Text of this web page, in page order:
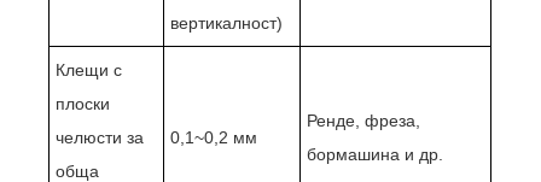
вертикалност)
Клещи с
плоски
челюсти за
обща
0,1~0,2 мм
Ренде, фреза,
бормашина и др.